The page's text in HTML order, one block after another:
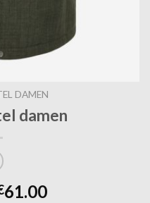
DAMEN
damen
61.00